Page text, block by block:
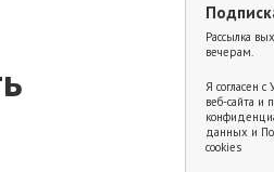
Рассылка
вечерам.
Я согласен с
веб-сайта и
данных и
cookies